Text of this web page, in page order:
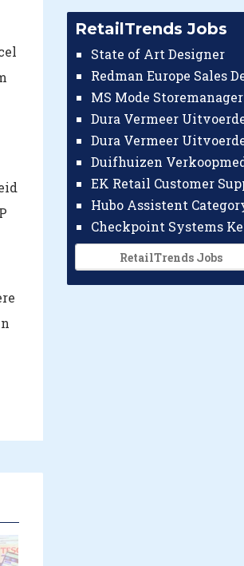
RetailTrends Jobs
State of Art Designer
MS Mode Storemanager
RetailTrends Jobs